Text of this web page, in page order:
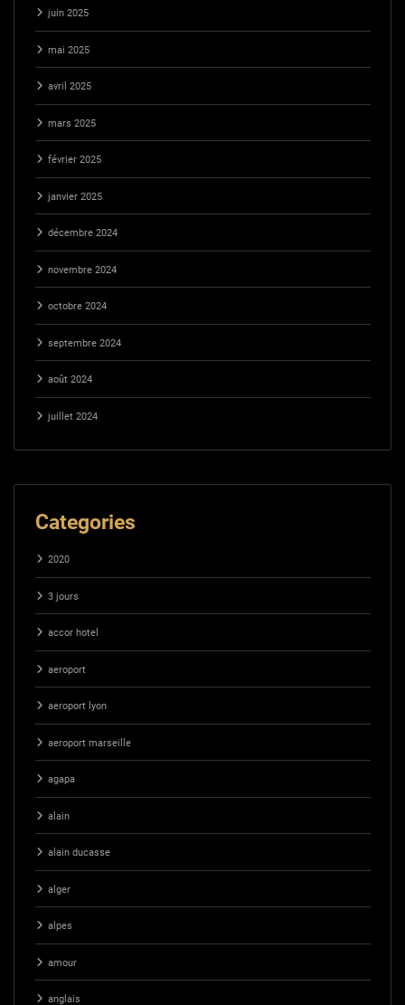
juin 2025
mai 2025
avril 2025
mars 2025
février 2025
janvier 2025
décembre 2024
novembre 2024
octobre 2024
septembre 2024
août 2024
juillet 2024
Categories
2020
3 jours
accor hotel
aeroport
aeroport lyon
aeroport marseille
agapa
alain
alain ducasse
alger
alpes
amour
anglais